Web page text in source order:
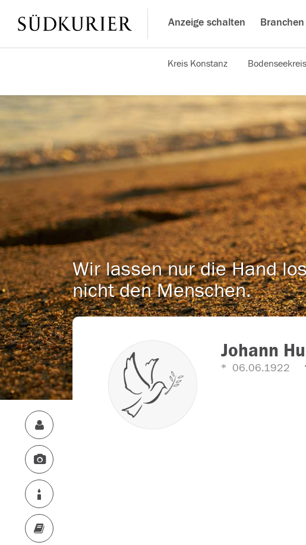
Anzeige schalten Branchen
Kreis Konstanz Bodenseekreis
Wir lassen nur die Hand
nicht den Menschen.
Johann
06.06.1922